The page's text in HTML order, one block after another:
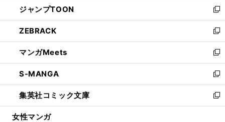
く
で
開
く
ド
ウ
で
開
く
ィ
ン
ド
ウ
で
開
く
い
ウ
ィ
ン
ド
ウ
で
開
く
ジャンプTOON
新
し
い
ウ
ィ
ン
ド
ウ
で
開
ZEBRACK
新
し
い
ウ
ィ
ン
ド
ウ
マンガMeets
新
し
い
ウ
ィ
ン
S-MANGA
新
し
い
ウ
集英社コミック文庫
新
し
女性マンガ